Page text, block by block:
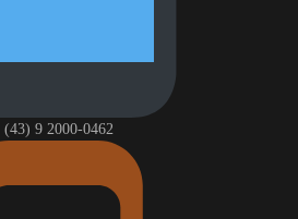
(43) 9 2000-0462